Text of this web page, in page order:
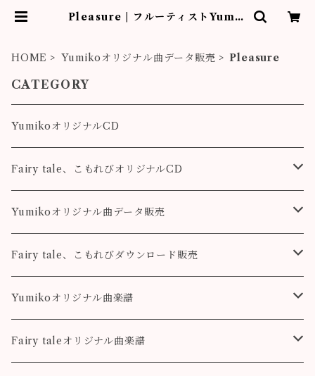
Pleasure | フルーティストYumik
HOME Yumikoオリジナル曲データ販売 Pleasure
CATEGORY
YumikoオリジナルCD
Fairy tale、こもれびオリジナルCD
Fairy tale
こもれび
Yumikoオリジナル曲データ販売
Pleasure
Destiny
Destiny
colorful
Fairy tale、こもれびダウンロード販売
Fairy tale
こもれび
Yumikoオリジナル曲楽譜
Pleasure
Fairy taleオリジナル曲楽譜